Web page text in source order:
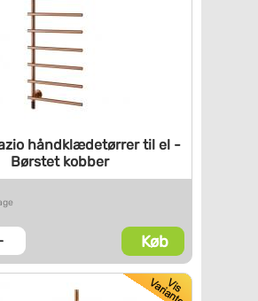
håndklædetørrertil el -
Børstet kobber
Køb